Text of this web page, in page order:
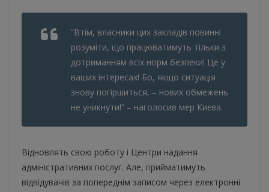
“Втім, власники цих закладів повинні
розуміти, що працюватимуть тільки з
дотриманням всіх норм безпеки! Це у
ваших інтересах! Бо, якщо ситуація
знову погіршиться, – нових обмежень
не уникнути!” – наголосив мер Києва.
Відновлять свою роботу і Центри надання
адміністративних послуг. Але, прийматимуть
відвідувачів за попереднім записом через електронні